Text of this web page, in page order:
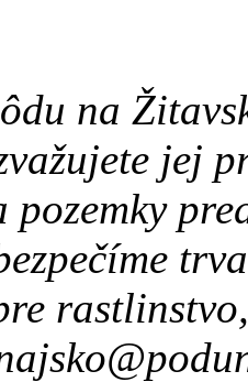
na
jej
pozemky